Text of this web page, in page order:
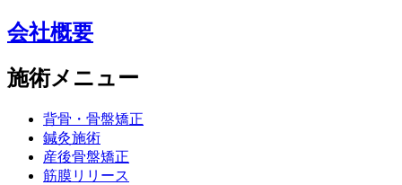
会社概要
施術メニュー
背骨・骨盤矯正
鍼灸施術
産後骨盤矯正
筋膜リリース